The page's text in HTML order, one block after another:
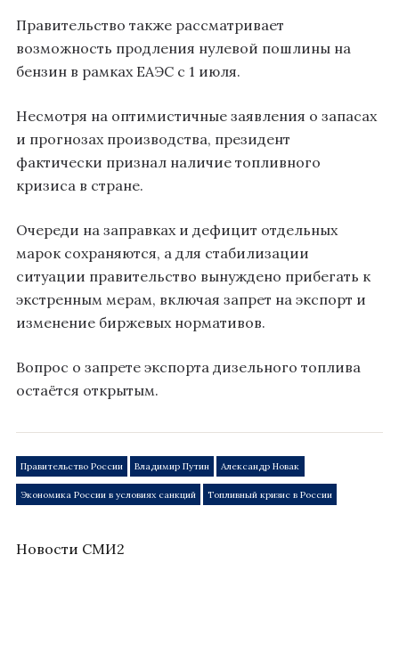
Правительство также рассматривает
возможность продления нулевой пошлины на
бензин в рамках ЕАЭС с 1 июля.
Несмотря на оптимистичные заявления о запасах
и прогнозах производства, президент
фактически признал наличие топливного
кризиса в стране.
Очереди на заправках и дефицит отдельных
марок сохраняются, а для стабилизации
ситуации правительство вынуждено прибегать к
экстренным мерам, включая запрет на экспорт и
изменение биржевых нормативов.
Вопрос о запрете экспорта дизельного топлива
остаётся открытым.
Правительство России Владимир Путин Александр Новак
Экономика России в условиях санкций Топливный кризис в России
Новости СМИ2